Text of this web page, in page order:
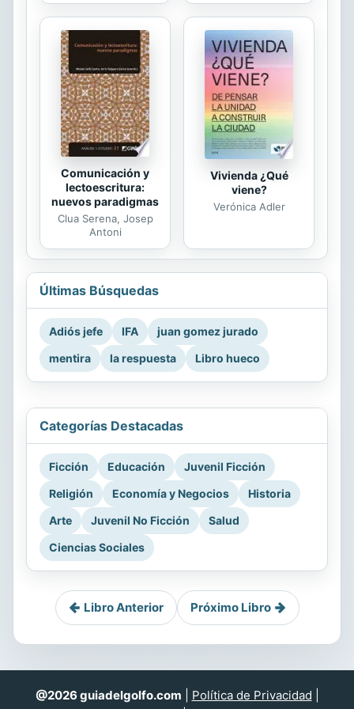
Comunicación y
lectoescritura:
nuevos paradigmas
Clua Serena, Josep
Antoni
Vivienda ¿Qué
viene?
Verónica Adler
Últimas Búsquedas
Adiós jefe IFA
juan gomez jurado
mentira
la respuesta Libro hueco
Categorías Destacadas
Ficción Educación
Juvenil Ficción
Religión
Economía y Negocios
Historia
Arte
Juvenil No Ficción
Salud
Ciencias Sociales
Libro Anterior Próximo Libro
@2026 guiadelgolfo.com Política de Privacidad